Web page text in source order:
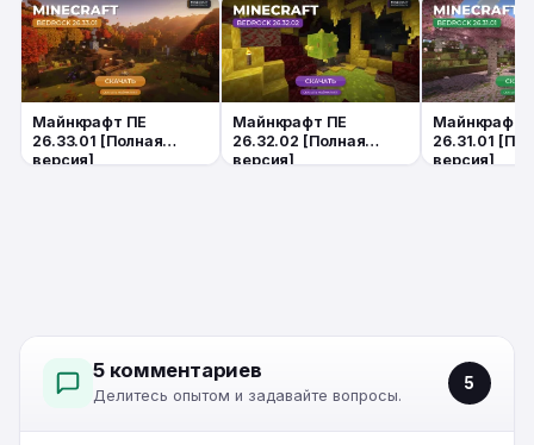
Майнкрафт ПЕ
26.33.01 [Полная
версия]
Майнкрафт ПЕ
26.32.02 [Полная
версия]
Майнкрафт
26.31.01
версия]
5 комментариев
Делитесь опытом и задавайте вопросы.
5